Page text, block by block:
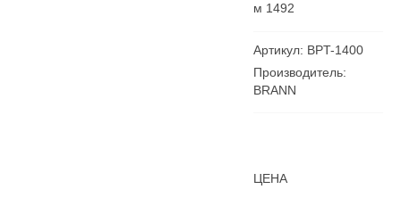
м 1492
Артикул: BPT-1400
Производитель:
BRANN
ЦЕНА